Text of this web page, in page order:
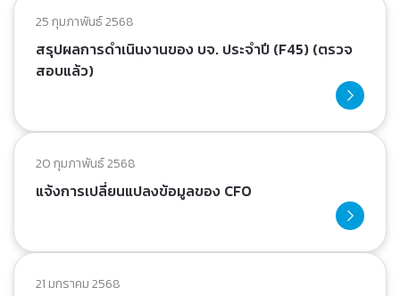
25 กุมภาพันธ์ 2568
สรุปผลการดำเนินงานของ บจ. ประจำปี (F45) (ตรวจ
สอบแล้ว)
20 กุมภาพันธ์ 2568
แจ้งการเปลี่ยนแปลงข้อมูลของ CFO
21 มกราคม 2568